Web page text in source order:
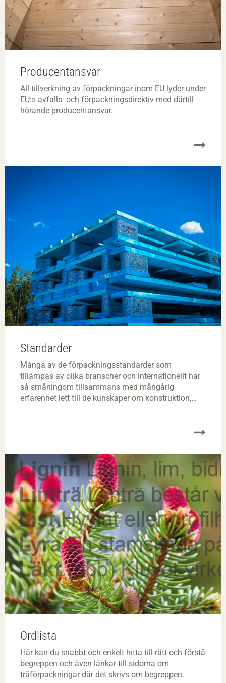
Producentansvar
All tillverkning av förpackningar inom EU lyder under
EU:s avfalls- och förpackningsdirektiv med därtill
hörande producentansvar.
Standarder
Många av de förpackningsstandarder som
tillämpas av olika branscher och internationellt har
så småningom tillsammans med mångårig
erfarenhet lett till de kunskaper om konstruktion,
Ordlista
Här kan du snabbt och enkelt hitta till rätt och förstå
begreppen och även länkar till sidorna om
träförpackningar där det skrivs om begreppen.